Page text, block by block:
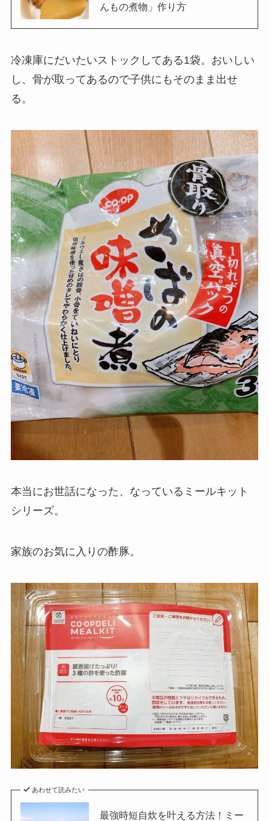
んもの煮物」作り方
冷凍庫にだいたいストックしてある1袋。おいしい
し、骨が取ってあるので子供にもそのまま出せ
る。
本当にお世話になった、なっているミールキット
シリーズ。
家族のお気に入りの酢豚。
あわせて読みたい
最強時短自炊を叶える方法！ミー